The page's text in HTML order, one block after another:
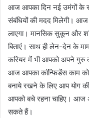
आज आपका दिन नई उमंगों के
संबंधियों की मदद मिलेगी। आज
लाएगा। मानसिक सुकून और
बिताएं। साथ ही लेन-देन के
करियर में भी आपको अपने गुरु
आज आपका कॉन्फिडेंस काम
बनाये रखने के लिए आप योग
आपको बचे रहना चाहिए। आज
सकते हैं।